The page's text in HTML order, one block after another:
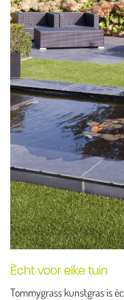
Ècht voor elke tuin
Tommygrass kunstgras is